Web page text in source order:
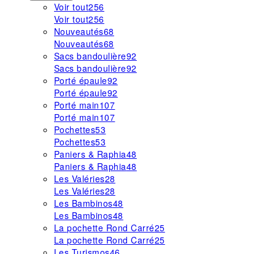
Voir tout256
Voir tout256
Nouveautés68
Nouveautés68
Sacs bandoulière92
Sacs bandoulière92
Porté épaule92
Porté épaule92
Porté main107
Porté main107
Pochettes53
Pochettes53
Paniers & Raphia48
Paniers & Raphia48
Les Valéries28
Les Valéries28
Les Bambinos48
Les Bambinos48
La pochette Rond Carré25
La pochette Rond Carré25